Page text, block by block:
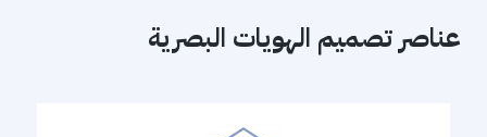
عناصر تصميم الهويات البصرية